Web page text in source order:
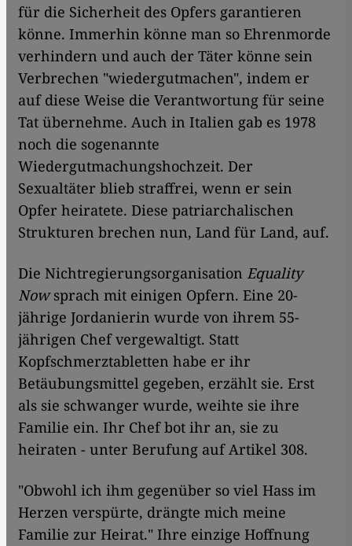
für die Sicherheit des Opfers garantieren
könne. Immerhin könne man so Ehrenmorde
verhindern und auch der Täter könne sein
Verbrechen "wiedergutmachen", indem er
auf diese Weise die Verantwortung für seine
Tat übernehme. Auch in Italien gab es 1978
noch die sogenannte
Wiedergutmachungshochzeit. Der
Sexualtäter blieb straffrei, wenn er sein
Opfer heiratete. Diese patriarchalischen
Strukturen brechen nun, Land für Land, auf.
Die Nichtregierungsorganisation Equality
Nowsprach mit einigen Opfern. Eine 20-
jährige Jordanierin wurde von ihrem 55-
jährigen Chef vergewaltigt. Statt
Kopfschmerztabletten habe er ihr
Betäubungsmittel gegeben, erzählt sie. Erst
als sie schwanger wurde, weihte sie ihre
Familie ein. Ihr Chef bot ihr an, sie zu
heiraten - unter Berufung auf Artikel 308.
"Obwohl ich ihm gegenüber so viel Hass im
Herzen verspürte, drängte mich meine
Familie zur Heirat." Ihre einzige Hoffnung